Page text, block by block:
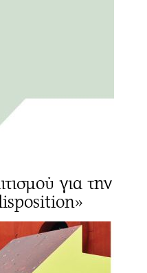
για την